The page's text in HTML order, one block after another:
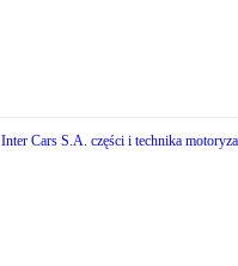
Inter Cars S.A. części i technika